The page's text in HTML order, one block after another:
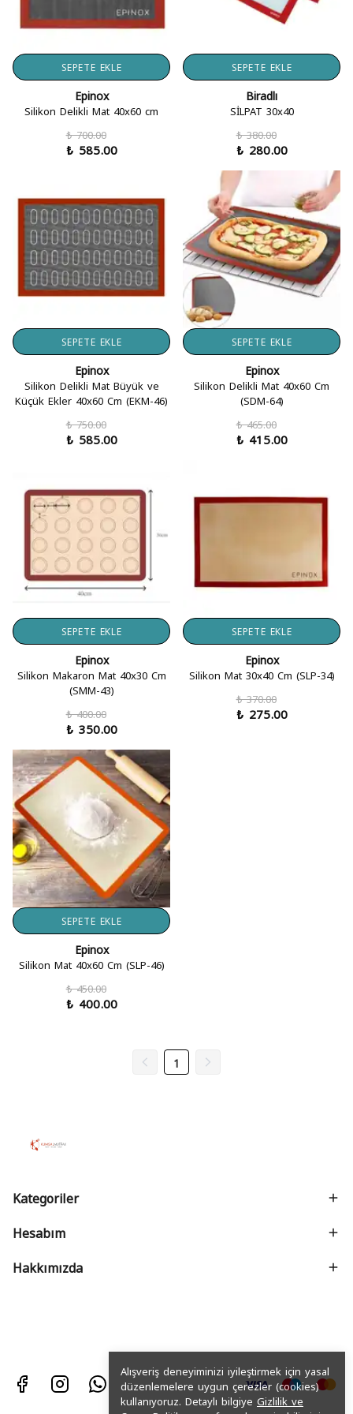
Alışveriş deneyiminizi iyileştirmek için yasal
düzenlemelere uygun çerezler (cookies)
kullanıyoruz. Detaylı bilgiye Gizlilik ve
SEPETE EKLE
Epinox
Silikon Delikli Mat 40x60 cm
₺ 700.00
₺ 585.00
SEPETE EKLE
Biradlı
SİLPAT 30x40
₺ 380.00
₺ 280.00
SEPETE EKLE
Epinox
Silikon Delikli Mat Büyük ve
Küçük Ekler 40x60 Cm (EKM-46)
₺ 750.00
₺ 585.00
SEPETE EKLE
Epinox
Silikon Delikli Mat 40x60 Cm
(SDM-64)
₺ 465.00
₺ 415.00
SEPETE EKLE
Epinox
Silikon Makaron Mat 40x30 Cm
(SMM-43)
₺ 400.00
₺ 350.00
SEPETE EKLE
Epinox
Silikon Mat 30x40 Cm (SLP-34)
₺ 370.00
₺ 275.00
SEPETE EKLE
Epinox
Silikon Mat 40x60 Cm (SLP-46)
₺ 450.00
₺ 400.00
1
Kategoriler
Hesabım
Hakkımızda